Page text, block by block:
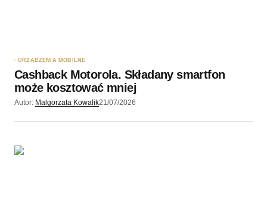
URZĄDZENIA MOBILNE
Cashback Motorola. Składany smartfon
może kosztować mniej
Autor: Malgorzata Kowalik21/07/2026